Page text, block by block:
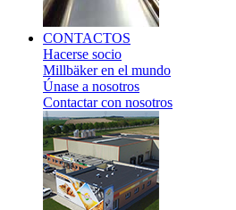
CONTACTOS
Hacerse socio
Millbäker en el mundo
Únase a nosotros
Contactar con nosotros